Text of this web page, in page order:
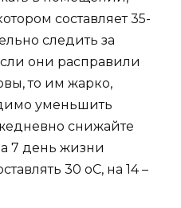
составляет 35-
следить за
они расправили
то им жарко,
уменьшить
снижайте
7 день жизни
30 оС, на 14 –